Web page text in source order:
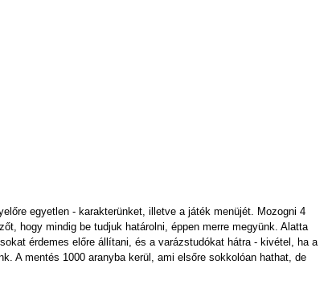
egyetlen - karakterünket, illetve a játék menüjét. Mozogni 4
hogy mindig be tudjuk határolni, éppen merre megyünk. Alatta
érdemes előre állítani, és a varázstudókat hátra - kivétel, ha a
A mentés 1000 aranyba kerül, ami elsőre sokkolóan hathat, de